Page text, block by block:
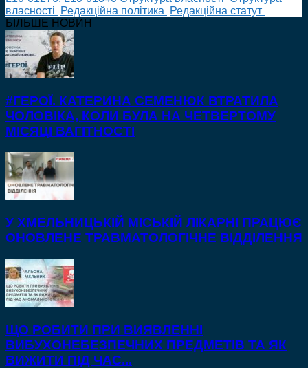
власності
Редакційна політика
Редакційна статут
БІЛЬШЕ НОВИН
#ГЕРОЇ. КАТЕРИНА СЕМЕНЮК ВТРАТИЛА
ЧОЛОВІКА, КОЛИ БУЛА НА ЧЕТВЕРТОМУ
МІСЯЦІ ВАГІТНОСТІ
У ХМЕЛЬНИЦЬКІЙ МІСЬКІЙ ЛІКАРНІ ПРАЦЮЄ
ОНОВЛЕНЕ ТРАВМАТОЛОГІЧНЕ ВІДДІЛЕННЯ
ЩО РОБИТИ ПРИ ВИЯВЛЕННІ
ВИБУХОНЕБЕЗПЕЧНИХ ПРЕДМЕТІВ ТА ЯК
ВИЖИТИ ПІД ЧАС...